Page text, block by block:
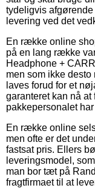
tydeligvis
levering ved det
En række online
på en lang række
Headphone +
men som ikke
laves forud for et
garanteret kan nå at
pakkepersonalet har
En række online
men ofte er det
fastsat pris. Ellers
leveringsmodel,
man bor tæt på
fragtfirmaet til at